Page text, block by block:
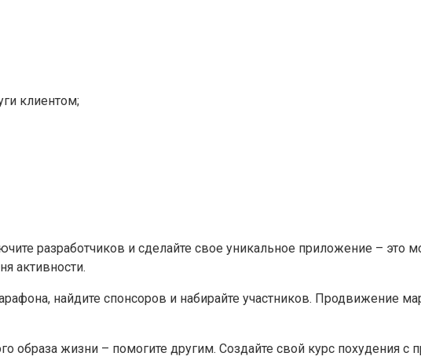
клиентом;
разработчиков и сделайте свое уникальное приложение – это
активности.
найдите спонсоров и набирайте участников. Продвижение
жизни – помогите другим. Создайте свой курс похудения с